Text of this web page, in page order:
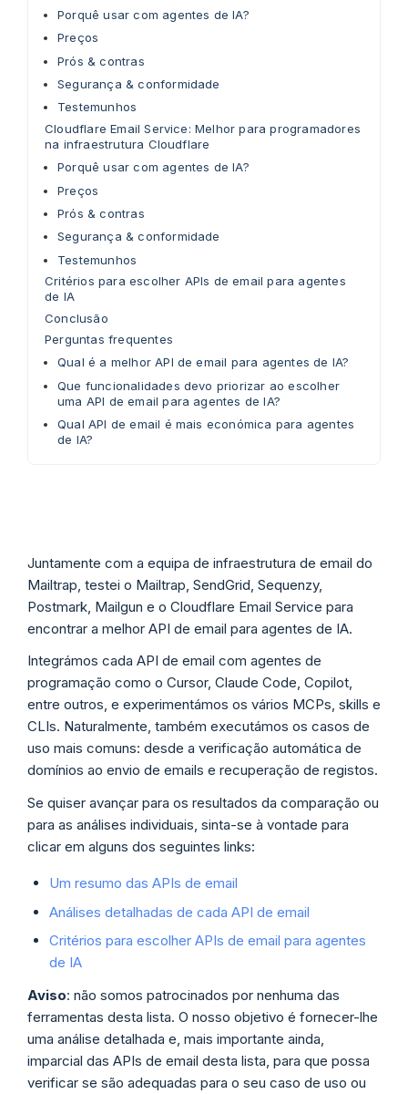
Porquê usar com agentes de IA?
Preços
Prós & contras
Segurança & conformidade
Testemunhos
Cloudflare Email Service: Melhor para programadores
na infraestrutura Cloudflare
Porquê usar com agentes de IA?
Preços
Prós & contras
Segurança & conformidade
Testemunhos
Critérios para escolher APIs de email para agentes
de IA
Conclusão
Perguntas frequentes
Qual é a melhor API de email para agentes de IA?
Que funcionalidades devo priorizar ao escolher
uma API de email para agentes de IA?
Qual API de email é mais económica para agentes
de IA?
Juntamente com a equipa de infraestrutura de email do
Mailtrap, testei o Mailtrap, SendGrid, Sequenzy,
Postmark, Mailgun e o Cloudflare Email Service para
encontrar a melhor API de email para agentes de IA.
Integrámos cada API de email com agentes de
programação como o Cursor, Claude Code, Copilot,
entre outros, e experimentámos os vários MCPs, skills e
CLIs. Naturalmente, também executámos os casos de
uso mais comuns: desde a verificação automática de
domínios ao envio de emails e recuperação de registos.
Se quiser avançar para os resultados da comparação ou
para as análises individuais, sinta-se à vontade para
clicar em alguns dos seguintes links:
Um resumo das APIs de email
Análises detalhadas de cada API de email
Critérios para escolher APIs de email para agentes
de IA
Aviso: não somos patrocinados por nenhuma das
ferramentas desta lista. O nosso objetivo é fornecer-lhe
uma análise detalhada e, mais importante ainda,
imparcial das APIs de email desta lista, para que possa
verificar se são adequadas para o seu caso de uso ou